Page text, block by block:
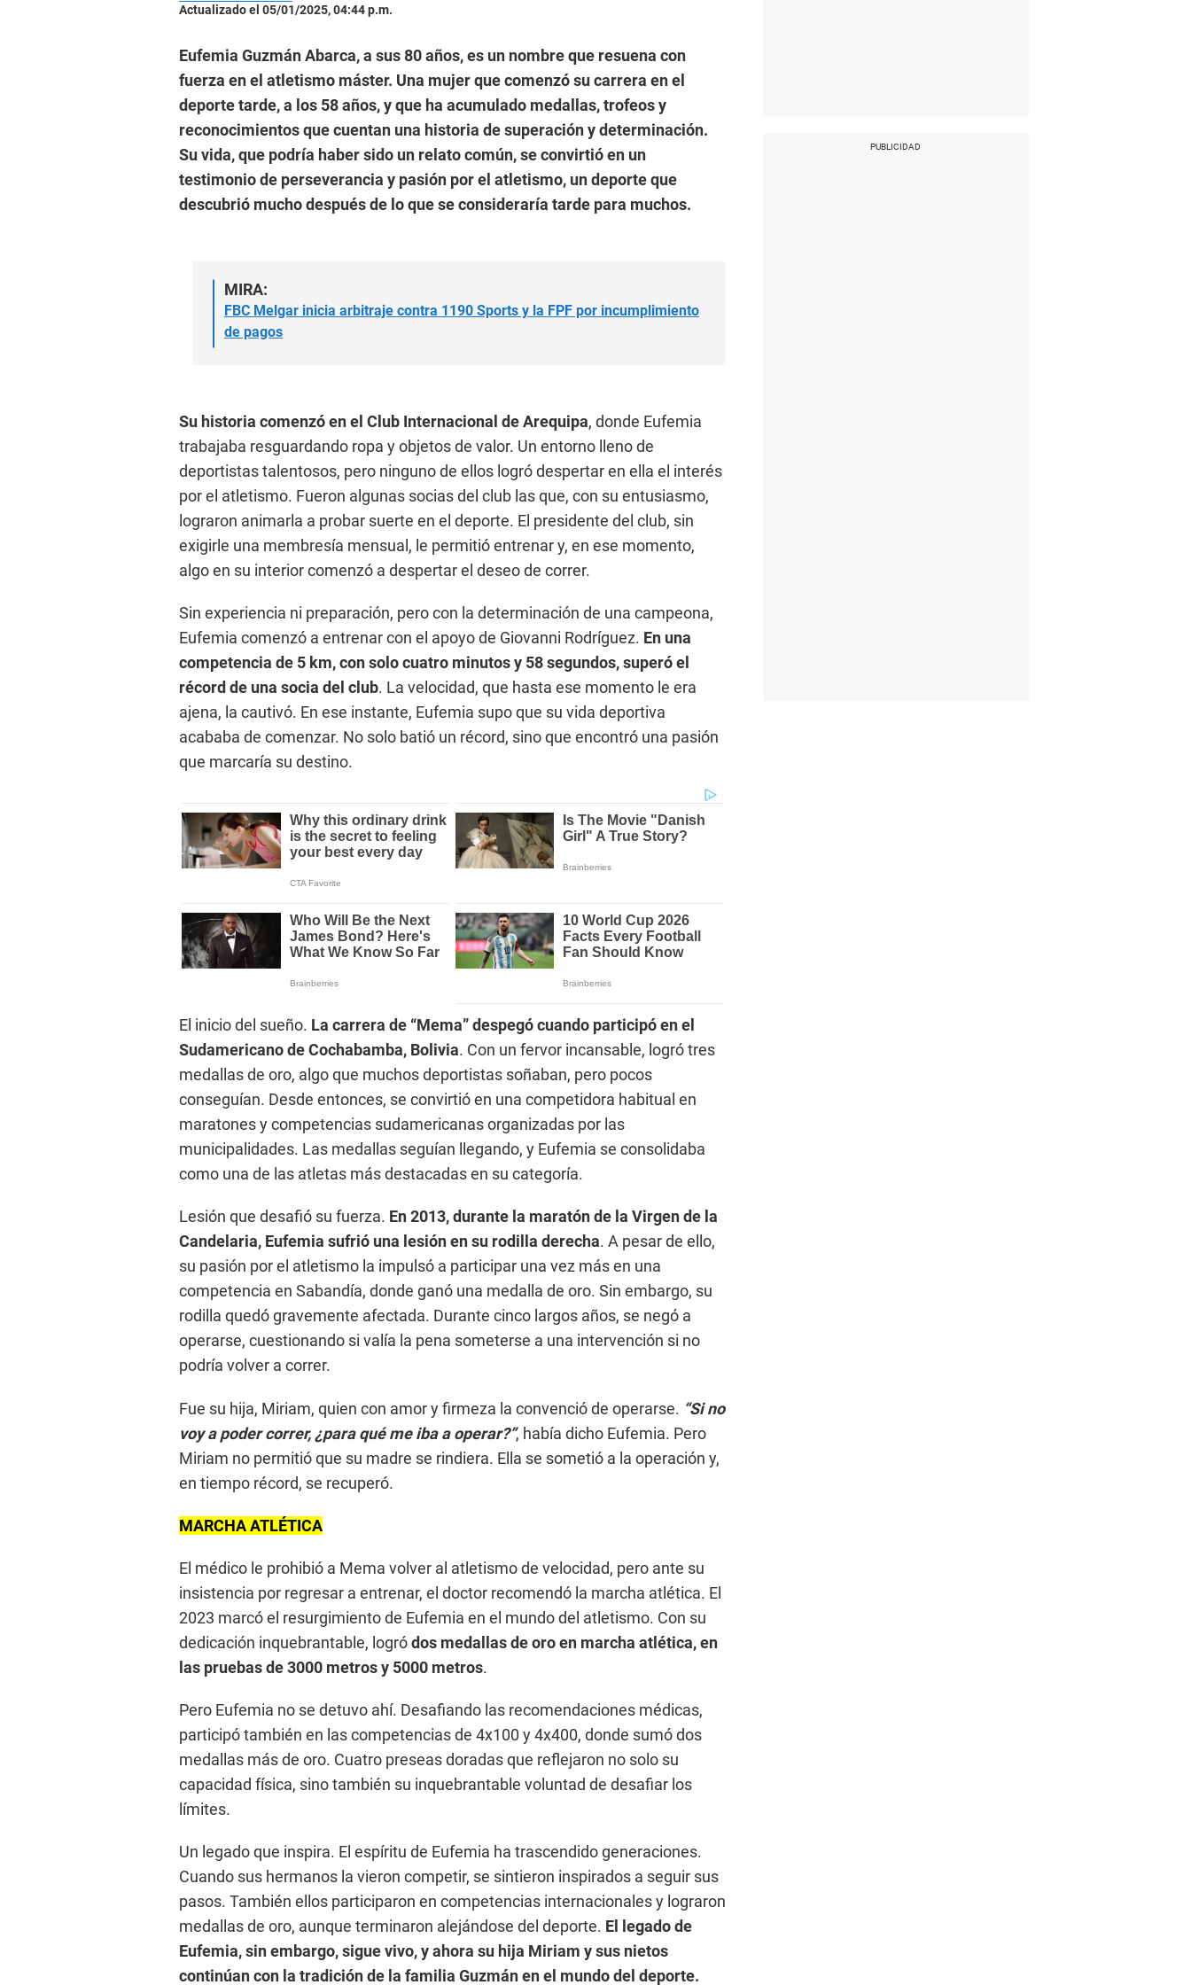
Actualizado el 05/01/2025, 04:44 p.m.
Eufemia Guzmán Abarca, a sus 80 años, es un nombre que resuena con
fuerza en el atletismo máster. Una mujer que comenzó su carrera en el
deporte tarde, a los 58 años, y que ha acumulado medallas, trofeos y
reconocimientos que cuentan una historia de superación y determinación.
Su vida, que podría haber sido un relato común, se convirtió en un
testimonio de perseverancia y pasión por el atletismo, un deporte que
descubrió mucho después de lo que se consideraría tarde para muchos.
MIRA:
FBC Melgar inicia arbitraje contra 1190 Sports y la FPF por incumplimiento
de pagos
Su historia comenzó en el Club Internacional de Arequipa, donde Eufemia
trabajaba resguardando ropa y objetos de valor. Un entorno lleno de
deportistas talentosos, pero ninguno de ellos logró despertar en ella el interés
por el atletismo. Fueron algunas socias del club las que, con su entusiasmo,
lograron animarla a probar suerte en el deporte. El presidente del club, sin
exigirle una membresía mensual, le permitió entrenar y, en ese momento,
algo en su interior comenzó a despertar el deseo de correr.
Sin experiencia ni preparación, pero con la determinación de una campeona,
Eufemia comenzó a entrenar con el apoyo de Giovanni Rodríguez. En una
competencia de 5 km, con solo cuatro minutos y 58 segundos, superó el
récord de una socia del club. La velocidad, que hasta ese momento le era
ajena, la cautivó. En ese instante, Eufemia supo que su vida deportiva
acababa de comenzar. No solo batió un récord, sino que encontró una pasión
que marcaría su destino.
El inicio del sueño. La carrera de “Mema” despegó cuando participó en el
Sudamericano de Cochabamba, Bolivia. Con un fervor incansable, logró tres
medallas de oro, algo que muchos deportistas soñaban, pero pocos
conseguían. Desde entonces, se convirtió en una competidora habitual en
maratones y competencias sudamericanas organizadas por las
municipalidades. Las medallas seguían llegando, y Eufemia se consolidaba
como una de las atletas más destacadas en su categoría.
Lesión que desafió su fuerza. En 2013, durante la maratón de la Virgen de la
Candelaria, Eufemia sufrió una lesión en su rodilla derecha. A pesar de ello,
su pasión por el atletismo la impulsó a participar una vez más en una
competencia en Sabandía, donde ganó una medalla de oro. Sin embargo, su
rodilla quedó gravemente afectada. Durante cinco largos años, se negó a
operarse, cuestionando si valía la pena someterse a una intervención si no
podría volver a correr.
Fue su hija, Miriam, quien con amor y firmeza la convenció de operarse. “Si no
voy a poder correr, ¿para qué me iba a operar?”, había dicho Eufemia. Pero
Miriam no permitió que su madre se rindiera. Ella se sometió a la operación y,
en tiempo récord, se recuperó.
MARCHA ATLÉTICA
El médico le prohibió a Mema volver al atletismo de velocidad, pero ante su
insistencia por regresar a entrenar, el doctor recomendó la marcha atlética. El
2023 marcó el resurgimiento de Eufemia en el mundo del atletismo. Con su
dedicación inquebrantable, logródos medallas de oro en marcha atlética, en
las pruebas de 3000 metros y 5000 metros.
Pero Eufemia no se detuvo ahí. Desafiando las recomendaciones médicas,
participó también en las competencias de 4x100 y 4x400, donde sumó dos
medallas más de oro. Cuatro preseas doradas que reflejaron no solo su
capacidad física, sino también su inquebrantable voluntad de desafiar los
límites.
Un legado que inspira. El espíritu de Eufemia ha trascendido generaciones.
Cuando sus hermanos la vieron competir, se sintieron inspirados a seguir sus
pasos. También ellos participaron en competencias internacionales y lograron
medallas de oro, aunque terminaron alejándose del deporte. El legado de
Eufemia, sin embargo, sigue vivo, y ahora su hija Miriam y sus nietos
continúan con la tradición de la familia Guzmán en el mundo del deporte.